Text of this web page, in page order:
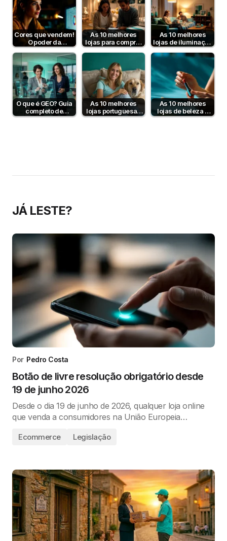
Cores que vendem!
O poder da
psicologia da cor
para aumentar…
As 10 melhores
lojas para comprar
artigos para bebé
As 10 melhores
lojas de iluminação
em Portugal
O que é GEO? Guia
completo de
Generative Engine
As 10 melhores
lojas portuguesas
de produtos para
As 10 melhores
lojas de beleza e
cosmética online
JÁ LESTE?
Por Pedro Costa
Botão de livre resolução obrigatório desde
19 de junho 2026
Desde o dia 19 de junho de 2026, qualquer loja online
que venda a consumidores na União Europeia…
Ecommerce Legislação